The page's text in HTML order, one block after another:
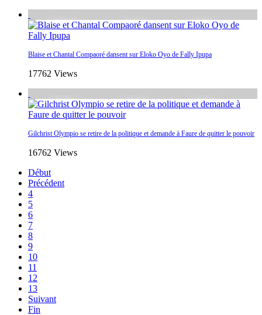
Blaise et Chantal Compaoré dansent sur Eloko Oyo de Fally Ipupa
17762 Views
Gilchrist Olympio se retire de la politique et demande à Faure de quitter le pouvoir
16762 Views
Début
Précédent
4
5
6
7
8
9
10
11
12
13
Suivant
Fin